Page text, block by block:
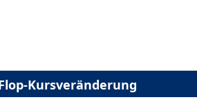
Kursveränderung